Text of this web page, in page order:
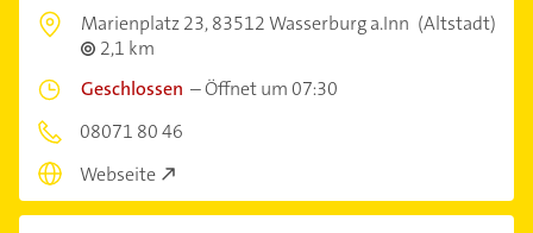
Marienplatz 23,83512 Wasserburg a.Inn (Altstadt)
2,1 km
Geschlossen –Öffnet um 07:30
08071 80 46
Webseite